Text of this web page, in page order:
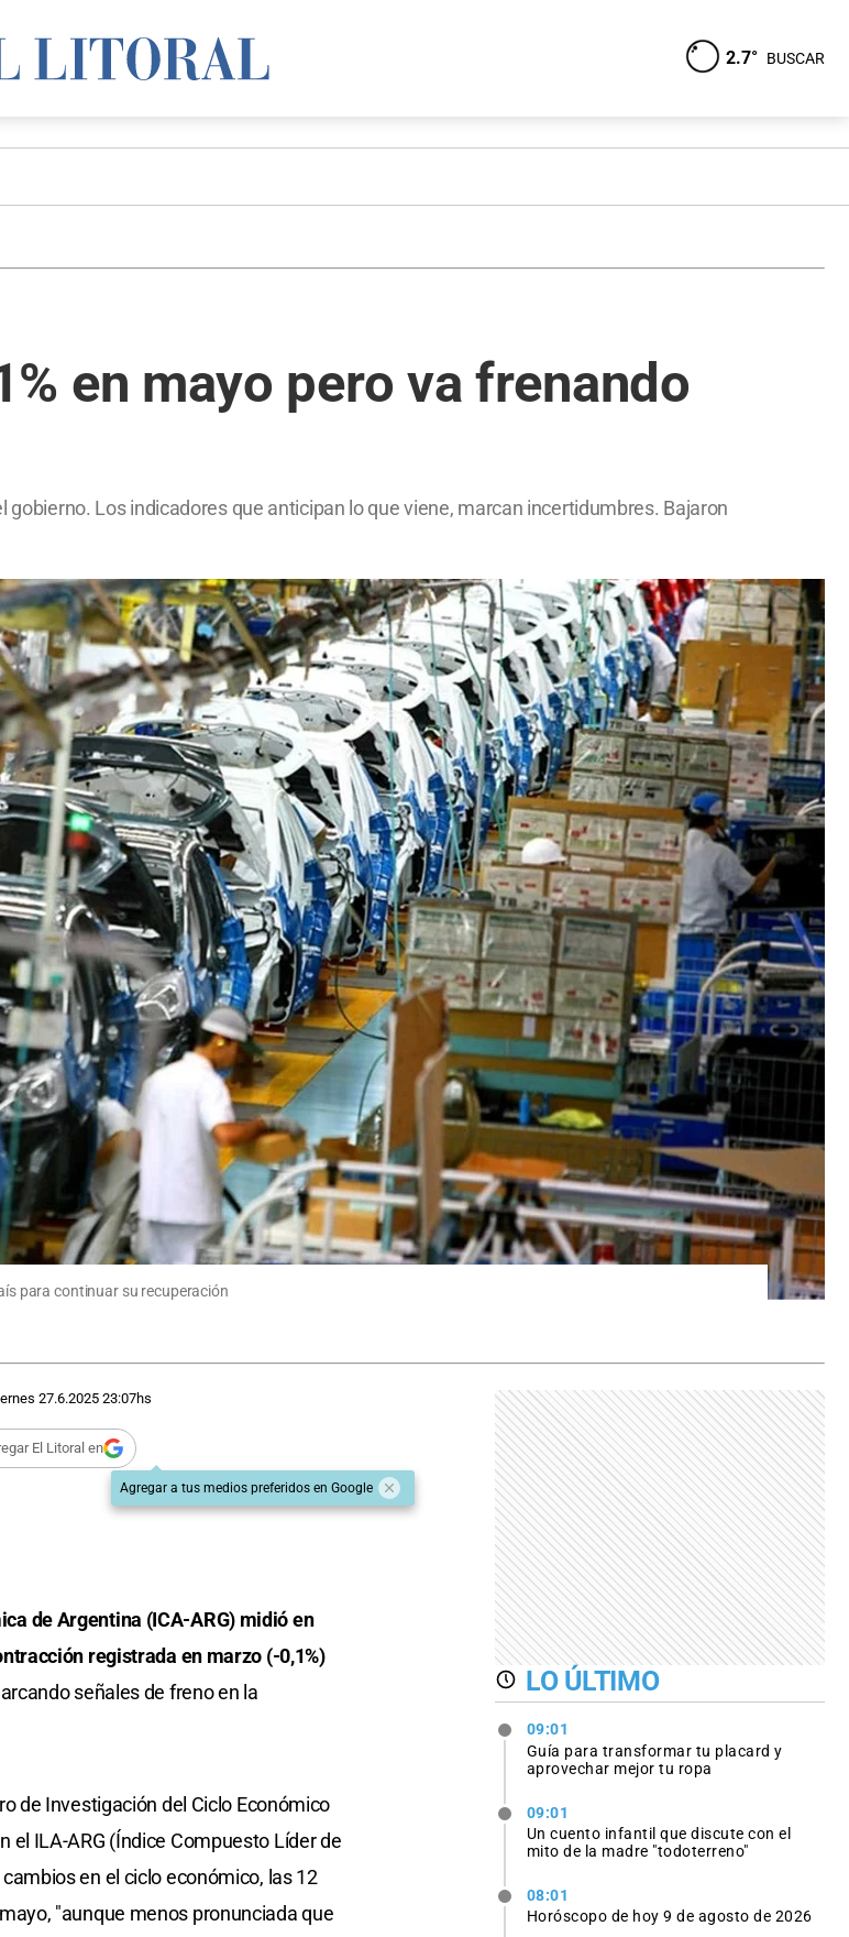
2.7° BUSCAR
en mayo pero va frenando
Los indicadores que anticipan lo que viene, marcan incertidumbres. Bajaron
para continuar su recuperación
27.6.2025 23:07hs
El Litoral en
Agregar a tus medios preferidos en Google
de Argentina (ICA-ARG) midió en
registrada en marzo (-0,1%)
señales de freno en la
de Investigación del Ciclo Económico
el ILA-ARG (Índice Compuesto Líder de
en el ciclo económico, las 12
"aunque menos pronunciada que
LO ÚLTIMO
09:01
Guía para transformar tu placard y
aprovechar mejor tu ropa
09:01
Un cuento infantil que discute con el
mito de la madre "todoterreno"
08:01
Horóscopo de hoy 9 de agosto de 2026